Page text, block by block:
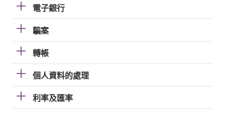
電子銀行
騙案
轉帳
個人資料的處理
利率及匯率